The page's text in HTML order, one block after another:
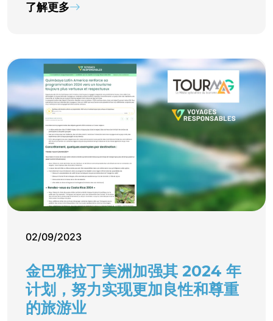
了解更多
02/09/2023
金巴雅拉丁美洲加强其 2024 年
计划，努力实现更加良性和尊重
的旅游业